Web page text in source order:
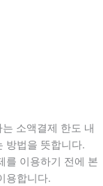
소액결제 한도 내
방법을 뜻합니다.
를 이용하기 전에 본
용합니다.